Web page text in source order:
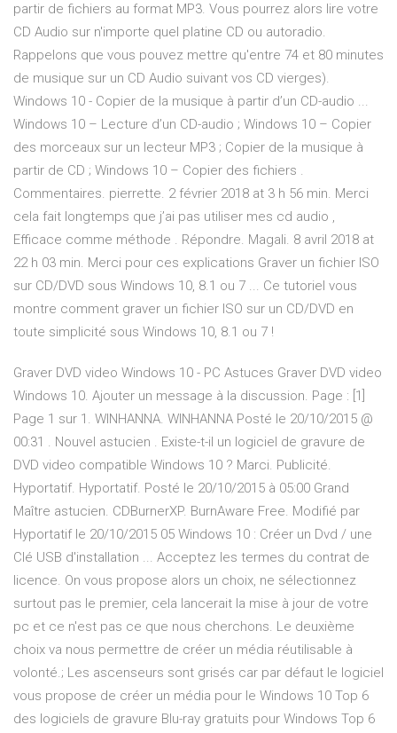
partir de fichiers au format MP3. Vous pourrez alors lire votre
CD Audio sur n'importe quel platine CD ou autoradio.
Rappelons que vous pouvez mettre qu'entre 74 et 80 minutes
de musique sur un CD Audio suivant vos CD vierges).
Windows 10 - Copier de la musique à partir d’un CD-audio ...
Windows 10 – Lecture d’un CD-audio ; Windows 10 – Copier
des morceaux sur un lecteur MP3 ; Copier de la musique à
partir de CD ; Windows 10 – Copier des fichiers .
Commentaires. pierrette. 2 février 2018 at 3 h 56 min. Merci
cela fait longtemps que j’ai pas utiliser mes cd audio ,
Efficace comme méthode . Répondre. Magali. 8 avril 2018 at
22 h 03 min. Merci pour ces explications Graver un fichier ISO
sur CD/DVD sous Windows 10, 8.1 ou 7 ... Ce tutoriel vous
montre comment graver un fichier ISO sur un CD/DVD en
toute simplicité sous Windows 10, 8.1 ou 7 !
Graver DVD video Windows 10 - PC Astuces Graver DVD video
Windows 10. Ajouter un message à la discussion. Page : [1]
Page 1 sur 1. WINHANNA. WINHANNA Posté le 20/10/2015 @
00:31 . Nouvel astucien . Existe-t-il un logiciel de gravure de
DVD video compatible Windows 10 ? Marci. Publicité.
Hyportatif. Hyportatif. Posté le 20/10/2015 à 05:00 Grand
Maître astucien. CDBurnerXP. BurnAware Free. Modifié par
Hyportatif le 20/10/2015 05 Windows 10 : Créer un Dvd / une
Clé USB d'installation ... Acceptez les termes du contrat de
licence. On vous propose alors un choix, ne sélectionnez
surtout pas le premier, cela lancerait la mise à jour de votre
pc et ce n'est pas ce que nous cherchons. Le deuxième
choix va nous permettre de créer un média réutilisable à
volonté.; Les ascenseurs sont grisés car par défaut le logiciel
vous propose de créer un média pour le Windows 10 Top 6
des logiciels de gravure Blu-ray gratuits pour Windows Top 6